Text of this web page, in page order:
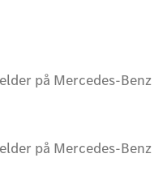
på Mercedes-
på Mercedes-